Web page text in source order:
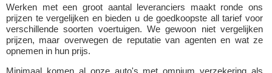
Werken met een groot aantal leveranciers maakt ronde ons
prijzen te vergelijken en bieden u de goedkoopste all tarief voor
verschillende soorten voertuigen. We gewoon niet vergelijken
prijzen, maar overwegen de reputatie van agenten en wat ze
opnemen in hun prijs.
Minimaal komen al onze auto's met omnium verzekering als